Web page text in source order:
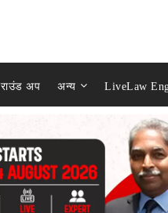
राउंड अप अन्य LiveLaw